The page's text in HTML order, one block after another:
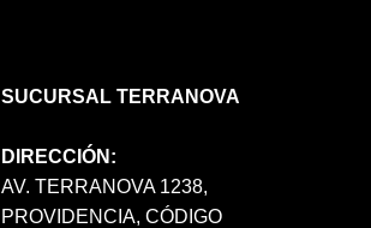
SUCURSAL TERRANOVA
DIRECCIÓN:
AV. TERRANOVA 1238,
PROVIDENCIA, CÓDIGO